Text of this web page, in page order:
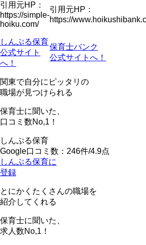
引用元HP：
https://simple-
hoiku.com/
引用元HP：
https://
しんぷる保育
公式サイト
へ！
保育士バンク
公式サイトへ！
関東で自分にピッタリの
職場が見つけられる
保育士に聞いた、
口コミ数No,1！
しんぷる保育
Google口コミ数：246件/4.9点
しんぷる保育に
登録
とにかくたくさんの職場を
紹介してくれる
保育士に聞いた、
求人数No,1！